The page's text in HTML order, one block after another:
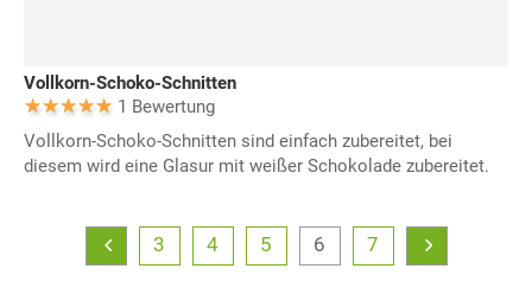
Vollkorn-Schoko-Schnitten
1 Bewertung
Vollkorn-Schoko-Schnitten sind einfach zubereitet, bei
diesem wird eine Glasur mit weißer Schokolade zubereitet.
3 4 5 6 7